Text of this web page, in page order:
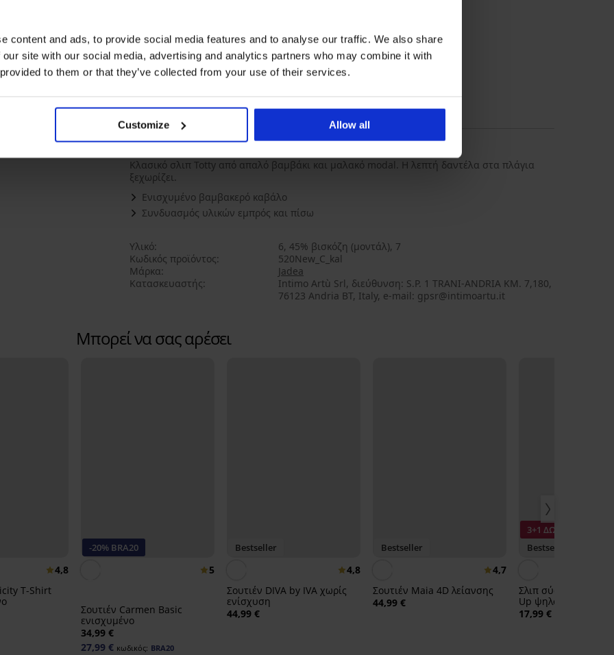
content and ads, to provide social media features and to analyse our traffic. We also share
site with our social media, advertising and analytics partners who may combine it with
to them or that they’ve collected from your use of their services.
Customize Allow all
Σλιπ Chic κλασικό I
Συσκευασία 2 τεμαχίων
ΠΕΡΙΓΡΑΦΗ
Κλασικό σλιπ Totty από απαλό βαμβάκι και μαλακό modal. Η λεπτή δαντέλα στα πλάγια
ξεχωρίζει.
Ενισχυμένο βαμβακερό καβάλο
Συνδυασμός υλικών εμπρός και πίσω
Υλικό
6, 45% βισκόζη (μοντάλ), 7
Κωδικός προϊόντος
520New_C_kal
Μάρκα
Jadea
Κατασκευαστής
Intimo Artù Srl, διεύθυνση: S.P. 1 TRANI-ANDRIA KM. 7,180,
76123 Andria BT, Italy, e-mail: gpsr@intimoartu.it
Μπορεί να σας αρέσει
4,8
T-Shirt
-20% BRA20
5
Σουτιέν Carmen Basic
ενισχυμένο
34,99 €
27,99 € κωδικός: BRA20
Bestseller
4,8
Σουτιέν DIVA by IVA χωρίς
ενίσχυση
44,99 €
Bestseller
4,7
Σουτιέν Maia 4D λείανσης
44,99 €
3+1 ΔΩΡΕΑΝ
Bestseller
Σλιπ σύσφιξης
Up ψηλόμεσο
17,99 €